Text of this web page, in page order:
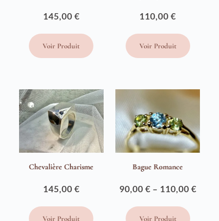
145,00 €
Voir Produit
110,00€
Voir Produit
Chevalière Charisme
145,00 €
Voir Produit
Bague Romance
90,00 € – 110,00 €
Plage
de
Voir Produit